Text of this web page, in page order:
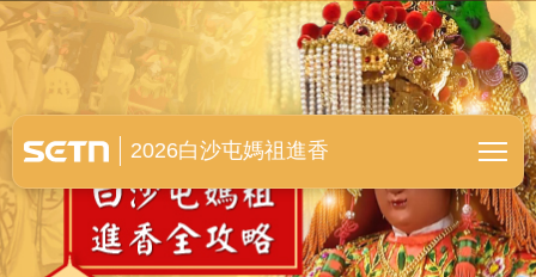
白沙屯媽祖進香全紀錄
2026白沙屯媽祖進香